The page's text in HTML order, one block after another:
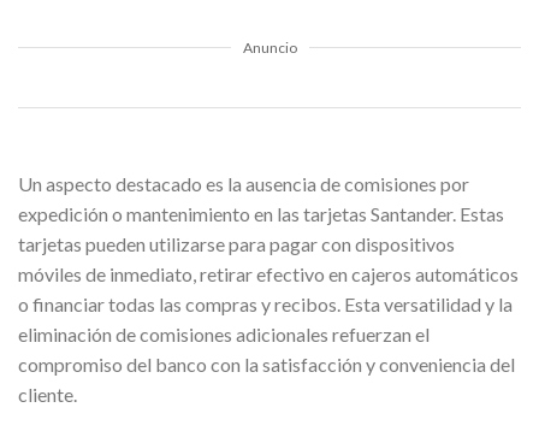
Anuncio
Un aspecto destacado es la ausencia de comisiones por
expedición o mantenimiento en las tarjetas Santander. Estas
tarjetas pueden utilizarse para pagar con dispositivos
móviles de inmediato, retirar efectivo en cajeros automáticos
o financiar todas las compras y recibos. Esta versatilidad y la
eliminación de comisiones adicionales refuerzan el
compromiso del banco con la satisfacción y conveniencia del
cliente.